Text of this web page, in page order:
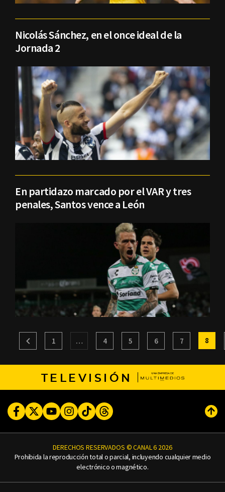
Nicolás Sánchez, en el once ideal de la
Jornada 2
En partidazo marcado por el VAR y tres
penales, Santos vence a León
1 … 4 5 6 7 8
TELEVISIÓN
FacebookTwitterYoutubeInstagram
TikTokThreads
DERECHOS RESERVADOS © CANAL 6 2026
Prohibida la reproducción total o parcial, incluyendo cualquier medio
electrónico o magnético.